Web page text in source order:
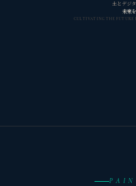
土とデジ
未来
CULTIVATING THE FUTURE
PAIN